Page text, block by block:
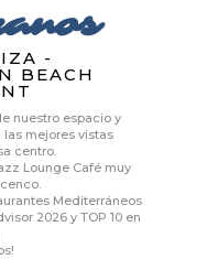
-
BEACH
nuestro espacio y
mejores vistas
centro.
Lounge Café muy
Mediterráneos
2026 y TOP 10 en